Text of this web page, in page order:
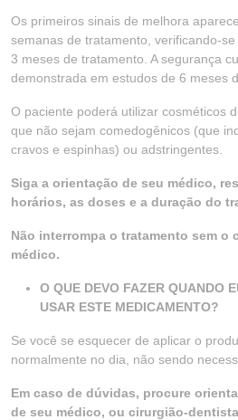
Os primeiros sinais de melhora
semanas de tratamento, verificando-
3 meses de tratamento. A segurança
demonstrada em estudos de 6 meses
O paciente poderá utilizar cosméticos
que não sejam comedogênicos (que
cravos e espinhas) ou adstringentes.
Siga a orientação de seu médico,
horários, as doses e a duração do
Não interrompa o tratamento sem o
médico.
O QUE DEVO FAZER QUANDO
USAR ESTE MEDICAMENTO?
Se você se esquecer de aplicar o
normalmente no dia, não sendo
Em caso de dúvidas, procure
de seu médico, ou cirurgião-